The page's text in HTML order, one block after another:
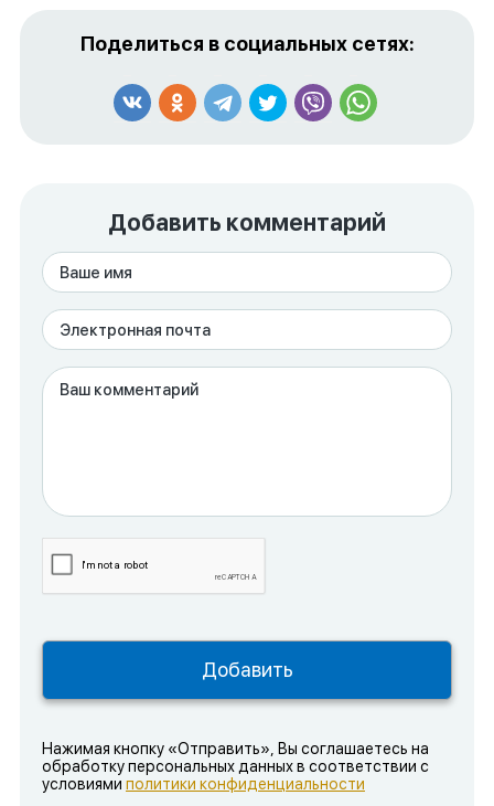
Поделиться в социальных сетях:
Добавить комментарий
Нажимая кнопку «Отправить», Вы соглашаетесь на
обработку персональных данных в соответствии с
условиями политики конфиденциальности